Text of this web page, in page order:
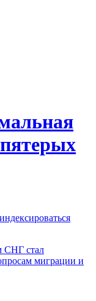
СНГ стал
миграции и